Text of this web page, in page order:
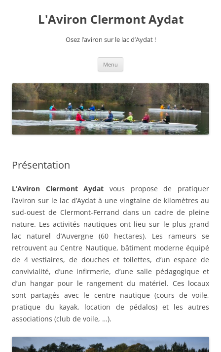
L'Aviron Clermont Aydat
Osez l’aviron sur le lac d’Aydat !
Menu
Présentation
L’Aviron Clermont Aydat vous propose de pratiquer
l’aviron sur le lac d’Aydat à une vingtaine de kilomètres au
sud-ouest de Clermont-Ferrand dans un cadre de pleine
nature. Les activités nautiques ont lieu sur le plus grand
lac naturel d’Auvergne (60 hectares). Les rameurs se
retrouvent au Centre Nautique, bâtiment moderne équipé
de 4 vestiaires, de douches et toilettes, d’un espace de
convivialité, d’une infirmerie, d’une salle pédagogique et
d’un hangar pour le rangement du matériel. Ces locaux
sont partagés avec le centre nautique (cours de voile,
pratique du kayak, location de pédalos) et les autres
associations (club de voile, …).